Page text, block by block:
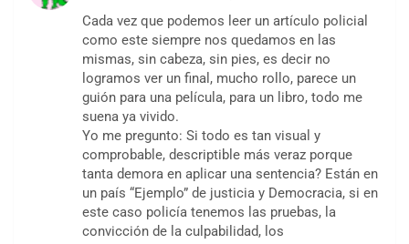
Cada vez que podemos leer un artículo policial
como este siempre nos quedamos en las
mismas, sin cabeza, sin pies, es decir no
logramos ver un final, mucho rollo, parece un
guión para una película, para un libro, todo me
suena ya vivido.
Yo me pregunto: Si todo es tan visual y
comprobable, descriptible más veraz porque
tanta demora en aplicar una sentencia? Están en
un país “Ejemplo” de justicia y Democracia, si en
este caso policía tenemos las pruebas, la
convicción de la culpabilidad, los